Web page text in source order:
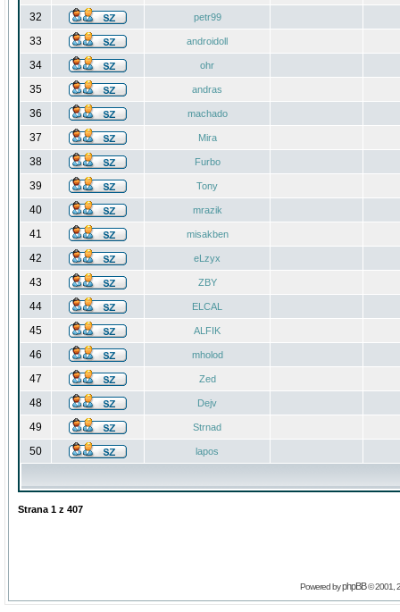
32 petr99
33 androidoll
34 ohr
35 andras
36 machado
37 Mira
38 Furbo
39 Tony
40 mrazik
41 misakben
42 eLzyx
43 ZBY
44 ELCAL
45 ALFIK
46 mholod
47 Zed
48 Dejv
49 Strnad
50 lapos
Strana 1 z 407
Powered byphpBB© 2001,